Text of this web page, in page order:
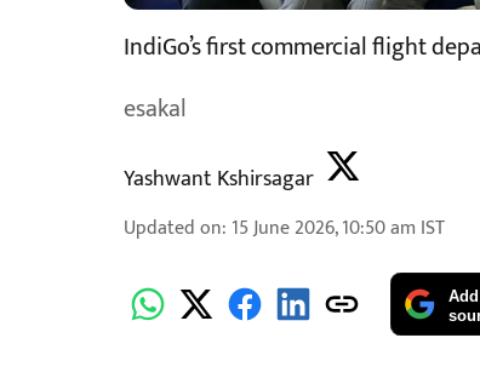
IndiGo’s first commercial flight
esakal
Yashwant Kshirsagar
Updated on: 15 June 2026, 10:50 am IST